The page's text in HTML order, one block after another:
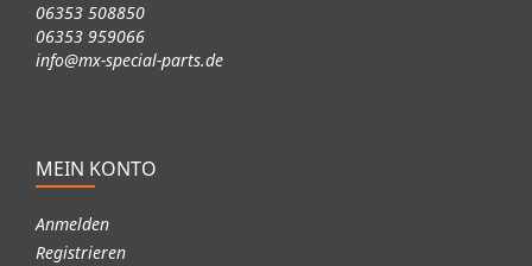
06353 508850
06353 959066
info@mx-special-parts.de
MEIN KONTO
Anmelden
Registrieren